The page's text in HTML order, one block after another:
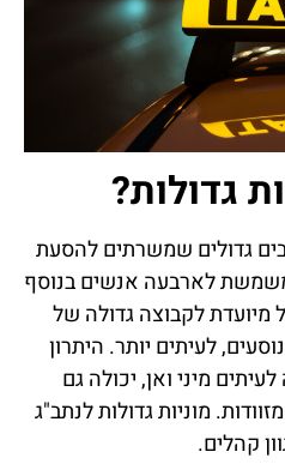
גדולות?
גדולים שמשרתים להסעת
משמשת לארבעה אנשים בנוסף
מיועדת לקבוצה גדולה של
לעיתים יותר. היתרון
מיני ואן, יכולה גם
מוניות גדולות לנתב"ג
קהלים.